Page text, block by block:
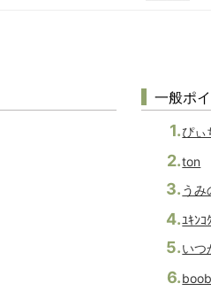
一般ポ
ぴぃ
ton
うみ
ﾕｷﾝｺ
いつ